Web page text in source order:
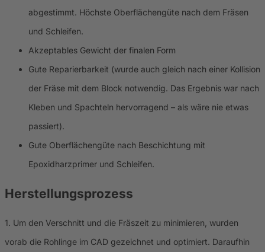
abgestimmt. Höchste Oberflächengüte nach dem Fräsen
und Schleifen.
Akzeptables Gewicht der finalen Form
Gute Reparierbarkeit (wurde auch gleich nach einer Kollision
der Fräse mit dem Block notwendig. Das Ergebnis war nach
Kleben und Spachteln hervorragend – als wäre nie etwas
passiert).
Gute Oberflächengüte nach Beschichtung mit
Epoxidharzprimer und Schleifen.
Herstellungsprozess
1. Um den Verschnitt und die Fräszeit zu minimieren, wurden
vorab die Rohlinge im CAD gezeichnet und optimiert. Daraufhin